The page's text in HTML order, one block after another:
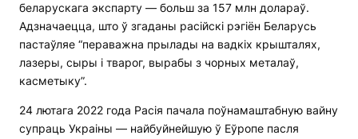
беларускага экспарту — больш за 157 млн ​​долараў.
Адзначаецца, што ў згаданы расійскі рэгіён Беларусь
пастаўляе “пераважна прылады на вадкіх крышталях,
лазеры, сыры і тварог, вырабы з чорных металаў,
касметыку”.
24 лютага 2022 года Расія пачала поўнамаштабную вайну
супраць Украіны — найбуйнейшую ў Еўропе пасля